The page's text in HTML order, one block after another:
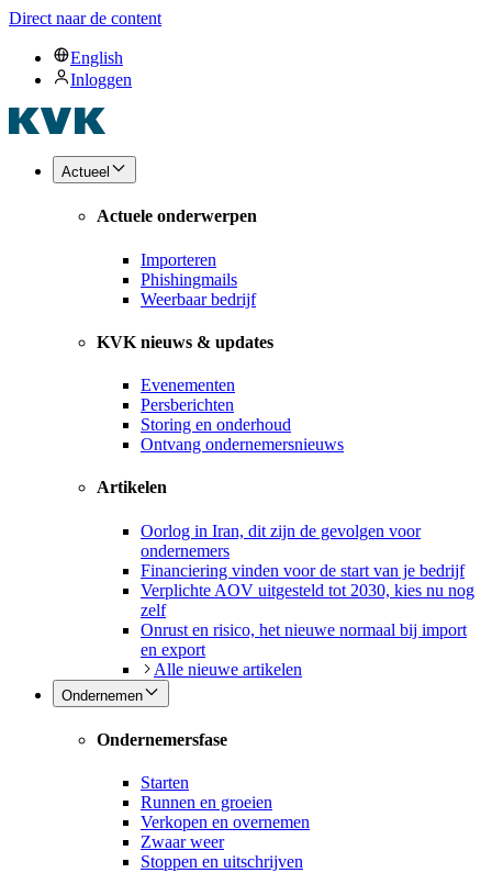
Direct naar de content
English
Inloggen
Actueel
Actuele onderwerpen
Importeren
Phishingmails
Weerbaar bedrijf
KVK nieuws & updates
Evenementen
Persberichten
Storing en onderhoud
Ontvang ondernemersnieuws
Artikelen
Oorlog in Iran, dit zijn de gevolgen voor
ondernemers
Financiering vinden voor de start van je bedrijf
Verplichte AOV uitgesteld tot 2030, kies nu nog
zelf
Onrust en risico, het nieuwe normaal bij import
en export
Alle nieuwe artikelen
Ondernemen
Ondernemersfase
Starten
Runnen en groeien
Verkopen en overnemen
Zwaar weer
Stoppen en uitschrijven